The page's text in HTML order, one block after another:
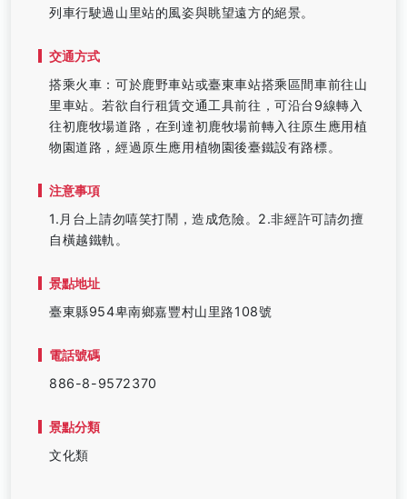
列車行駛過山里站的風姿與眺望遠方的絕景。
交通方式
搭乘火車：可於鹿野車站或臺東車站搭乘區間車前往山
里車站。若欲自行租賃交通工具前往，可沿台9線轉入
往初鹿牧場道路，在到達初鹿牧場前轉入往原生應用植
物園道路，經過原生應用植物園後臺鐵設有路標。
注意事項
1.月台上請勿嘻笑打鬧，造成危險。2.非經許可請勿擅
自橫越鐵軌。
景點地址
臺東縣954卑南鄉嘉豐村山里路108號
電話號碼
886-8-9572370
景點分類
文化類